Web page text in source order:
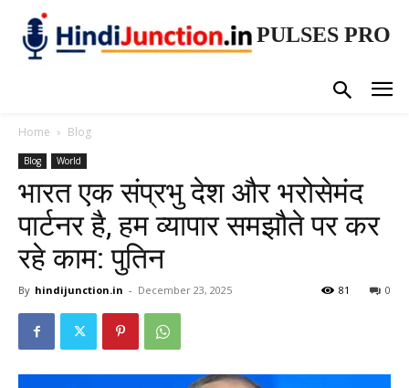
PULSES PRO
Home Blog
Blog World
भारत एक संप्रभु देश और भरोसेमंद
पार्टनर है, हम व्यापार समझौते पर कर
रहे काम: पुतिन
By hindijunction.in - December 23, 2025 0
81